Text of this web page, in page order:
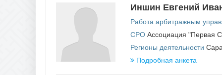
Иншин Евгений
Работа арбитражным
СРО Ассоциация "Первая
Регионы деятельности
Подробная анкета